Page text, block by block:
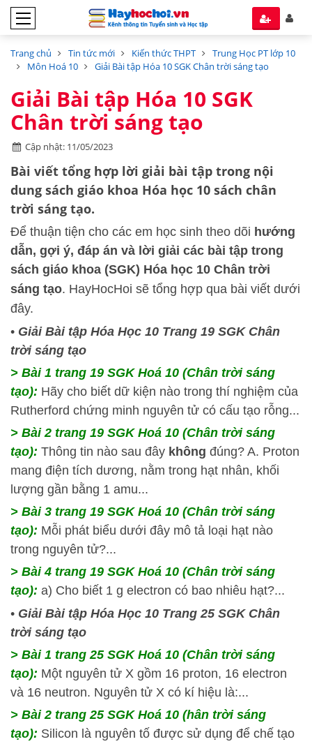
Trang chủ Tin tức mới Kiến thức THPT
Trung Học PT lớp 10
Môn Hoá 10
Giải Bài tập Hóa 10 SGK Chân trời sáng tạo
Giải Bài tập Hóa 10 SGK
Chân trời sáng tạo
Cập nhật: 11/05/2023
Bài viết tổng hợp lời giải bài tập trong nội
dung sách giáo khoa Hóa học 10 sách chân
trời sáng tạo.
Để thuận tiện cho các em học sinh theo dõi hướng
dẫn, gợi ý, đáp án và lời giải các bài tập trong
sách giáo khoa (SGK) Hóa học 10 Chân trời
sáng tạo. HayHocHoi sẽ tổng hợp qua bài viết dưới
đây.
• Giải Bài tập Hóa Học 10 Trang 19 SGK Chân
trời sáng tạo
> Bài 1 trang 19 SGK Hoá 10 (Chân trời sáng
tạo): Hãy cho biết dữ kiện nào trong thí nghiệm của
Rutherford chứng minh nguyên tử có cấu tạo rỗng...
> Bài 2 trang 19 SGK Hoá 10 (Chân trời sáng
tạo): Thông tin nào sau đây không đúng? A. Proton
mang điện tích dương, nằm trong hạt nhân, khối
lượng gần bằng 1 amu...
> Bài 3 trang 19 SGK Hoá 10 (Chân trời sáng
tạo): Mỗi phát biểu dưới đây mô tả loại hạt nào
trong nguyên tử?...
> Bài 4 trang 19 SGK Hoá 10 (Chân trời sáng
tạo): a) Cho biết 1 g electron có bao nhiêu hạt?...
• Giải Bài tập Hóa Học 10 Trang 25 SGK Chân
trời sáng tạo
> Bài 1 trang 25 SGK Hoá 10 (Chân trời sáng
tạo): Một nguyên tử X gồm 16 proton, 16 electron
và 16 neutron. Nguyên tử X có kí hiệu là:...
> Bài 2 trang 25 SGK Hoá 10 (hân trời sáng
tạo): Silicon là nguyên tố được sử dụng để chế tạo